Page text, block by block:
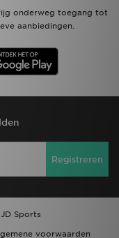
onderweg toegang tot
aanbiedingen.
Registreren
Sports
voorwaarden